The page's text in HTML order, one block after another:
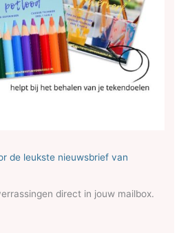
de leukste nieuwsbrief van
direct in jouw mailbox.